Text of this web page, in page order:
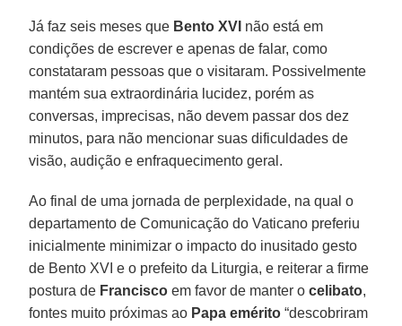
Já faz seis meses que Bento XVI não está em
condições de escrever e apenas de falar, como
constataram pessoas que o visitaram. Possivelmente
mantém sua extraordinária lucidez, porém as
conversas, imprecisas, não devem passar dos dez
minutos, para não mencionar suas dificuldades de
visão, audição e enfraquecimento geral.
Ao final de uma jornada de perplexidade, na qual o
departamento de Comunicação do Vaticano preferiu
inicialmente minimizar o impacto do inusitado gesto
de Bento XVI e o prefeito da Liturgia, e reiterar a firme
postura de Francisco em favor de manter ocelibato,
fontes muito próximas ao Papa emérito “descobriram